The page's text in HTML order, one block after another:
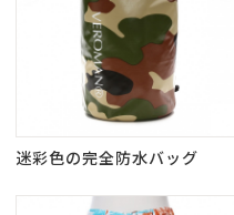
迷彩色の完全防水バッグ